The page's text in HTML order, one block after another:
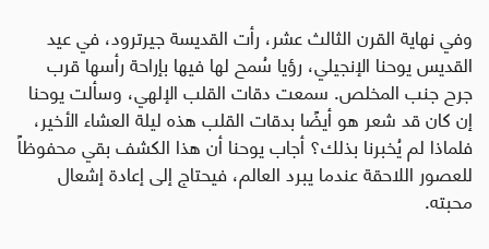
وفي نهاية القرن الثالث عشر، رأت القديسة جيرترود، في عيد
القديس يوحنا الإنجيلي، رؤيا سُمح لها فيها بإراحة رأسها قرب
جرح جنب المخلص. سمعت دقات القلب الإلهي، وسألت يوحنا
إن كان قد شعر هو أيضًا بدقات القلب هذه ليلة العشاء الأخير،
فلماذا لم يُخبرنا بذلك؟ أجاب يوحنا أن هذا الكشف بقي محفوظاً
للعصور اللاحقة عندما يبرد العالم، فيحتاج إلى إعادة إشعال
محبته.